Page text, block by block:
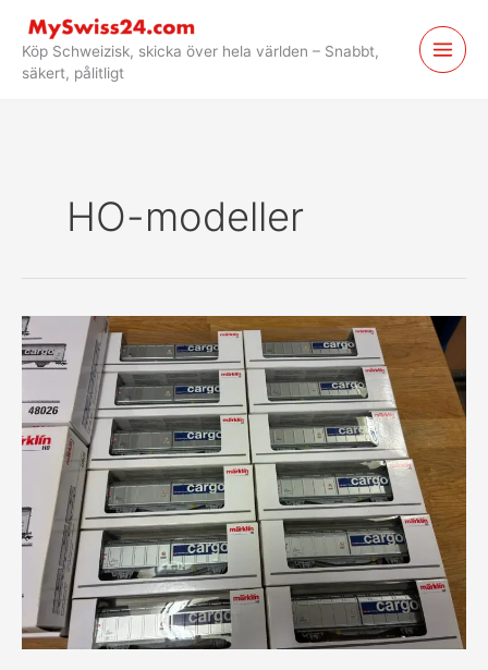
innehållKöp Schweizisk, skicka över hela världen – Snabbt,
säkert, pålitligt
HO-modeller
Schweizisk
modelltågsamling
från
Ricardo
—
Levererad
till
USA